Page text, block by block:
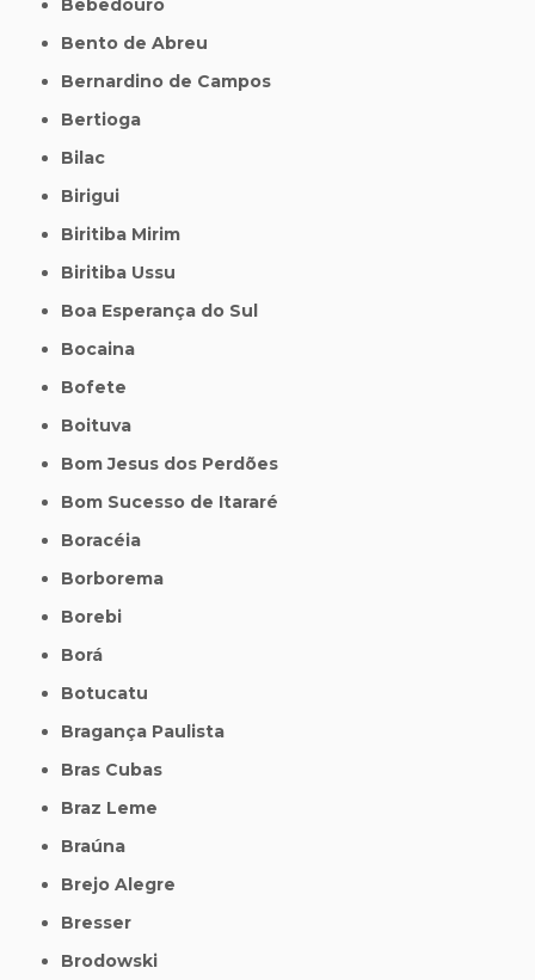
Bebedouro
Bento de Abreu
Bernardino de Campos
Bertioga
Bilac
Birigui
Biritiba Mirim
Biritiba Ussu
Boa Esperança do Sul
Bocaina
Bofete
Boituva
Bom Jesus dos Perdões
Bom Sucesso de Itararé
Boracéia
Borborema
Borebi
Borá
Botucatu
Bragança Paulista
Bras Cubas
Braz Leme
Braúna
Brejo Alegre
Bresser
Brodowski